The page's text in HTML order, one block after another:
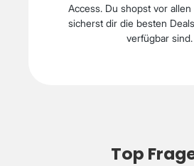
Access. Du shopst vor
sicherst dir die besten
verfügbar sind.
Top